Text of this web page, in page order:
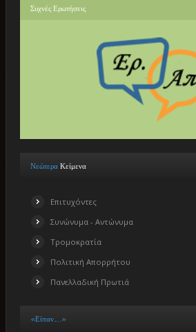
Συχνές Ερωτήσεις
Νεώτερα Κείμενα
Επιτυχόντες
Συνώνυμα - Αντώνυμα
Τρομοκρατία
Πολιτική Απορρήτου
Πανελλαδική Πρωτιά
«Είπαν…..»